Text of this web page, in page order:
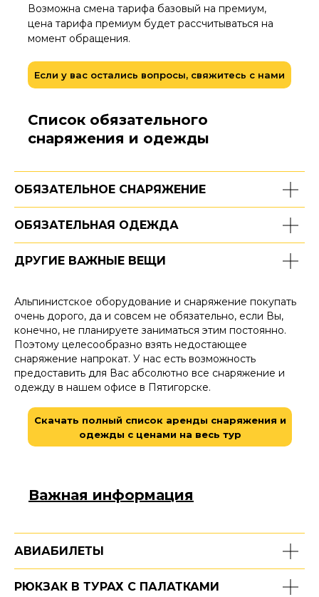
Возможна смена тарифа базовый на премиум,
цена тарифа премиум будет рассчитываться на
момент обращения.
Если у вас остались вопросы, свяжитесь с нами
Список обязательного
снаряжения и одежды
ОБЯЗАТЕЛЬНОЕ СНАРЯЖЕНИЕ
ОБЯЗАТЕЛЬНАЯ ОДЕЖДА
ДРУГИЕ ВАЖНЫЕ ВЕЩИ
Альпинистское оборудование и снаряжение покупать
очень дорого, да и совсем не обязательно, если Вы,
конечно, не планируете заниматься этим постоянно.
Поэтому целесообразно взять недостающее
снаряжение напрокат. У нас есть возможность
предоставить для Вас абсолютно все снаряжение и
одежду в нашем офисе в Пятигорске.
Скачать полный список аренды снаряжения и
одежды с ценами на весь тур
Важная информация
АВИАБИЛЕТЫ
РЮКЗАК В ТУРАХ С ПАЛАТКАМИ